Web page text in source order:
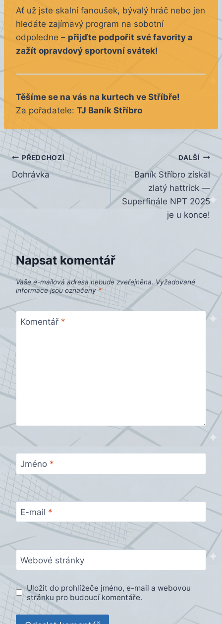
Ať už jste skalní fanoušek, bývalý hráč nebo jen
hledáte zajímavý program na sobotní
odpoledne – přijďte podpořit své favority a
zažít opravdový sportovní svátek!
Těšíme se na vás na kurtech ve Stříbře!
Za pořadatele: TJ Baník Stříbro
Navigace
pro
příspěvek
PŘEDCHOZÍ
Dohrávka
DALŠÍ
Baník Stříbro získal
zlatý hattrick —
Superfinále NPT 2025
je u konce!
Napsat komentář
Vaše e-mailová adresa nebude zveřejněna. Vyžadované
informace jsou označeny*
Komentář *
Jméno *
E-mail *
Webové stránky
Uložit do prohlížeče jméno, e-mail a webovou
stránku pro budoucí komentáře.